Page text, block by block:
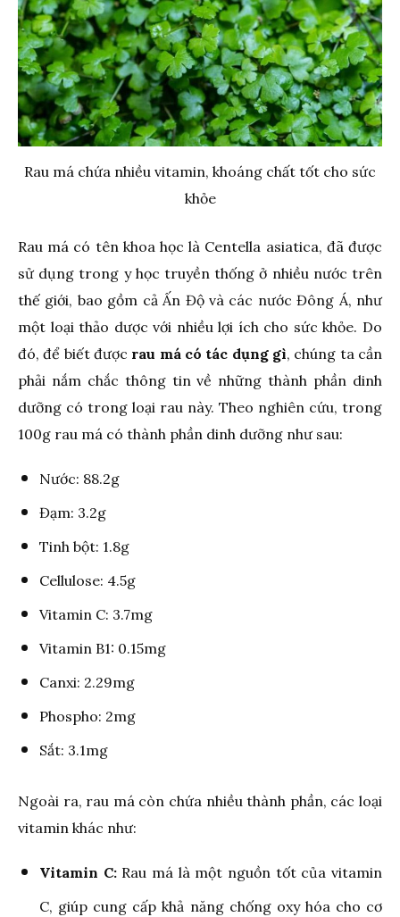
Rau má chứa nhiều vitamin, khoáng chất tốt cho sức
khỏe
Rau má có tên khoa học là Centella asiatica, đã được
sử dụng trong y học truyền thống ở nhiều nước trên
thế giới, bao gồm cả Ấn Độ và các nước Đông Á, như
một loại thảo dược với nhiều lợi ích cho sức khỏe. Do
đó, để biết được rau má có tác dụng gì, chúng ta cần
phải nắm chắc thông tin về những thành phần dinh
dưỡng có trong loại rau này. Theo nghiên cứu, trong
100g rau má có thành phần dinh dưỡng như sau:
Nước: 88.2g
Đạm: 3.2g
Tinh bột: 1.8g
Cellulose: 4.5g
Vitamin C: 3.7mg
Vitamin B1: 0.15mg
Canxi: 2.29mg
Phospho: 2mg
Sắt: 3.1mg
Ngoài ra, rau má còn chứa nhiều thành phần, các loại
vitamin khác như:
Vitamin C:Rau má là một nguồn tốt của vitamin
C, giúp cung cấp khả năng chống oxy hóa cho cơ